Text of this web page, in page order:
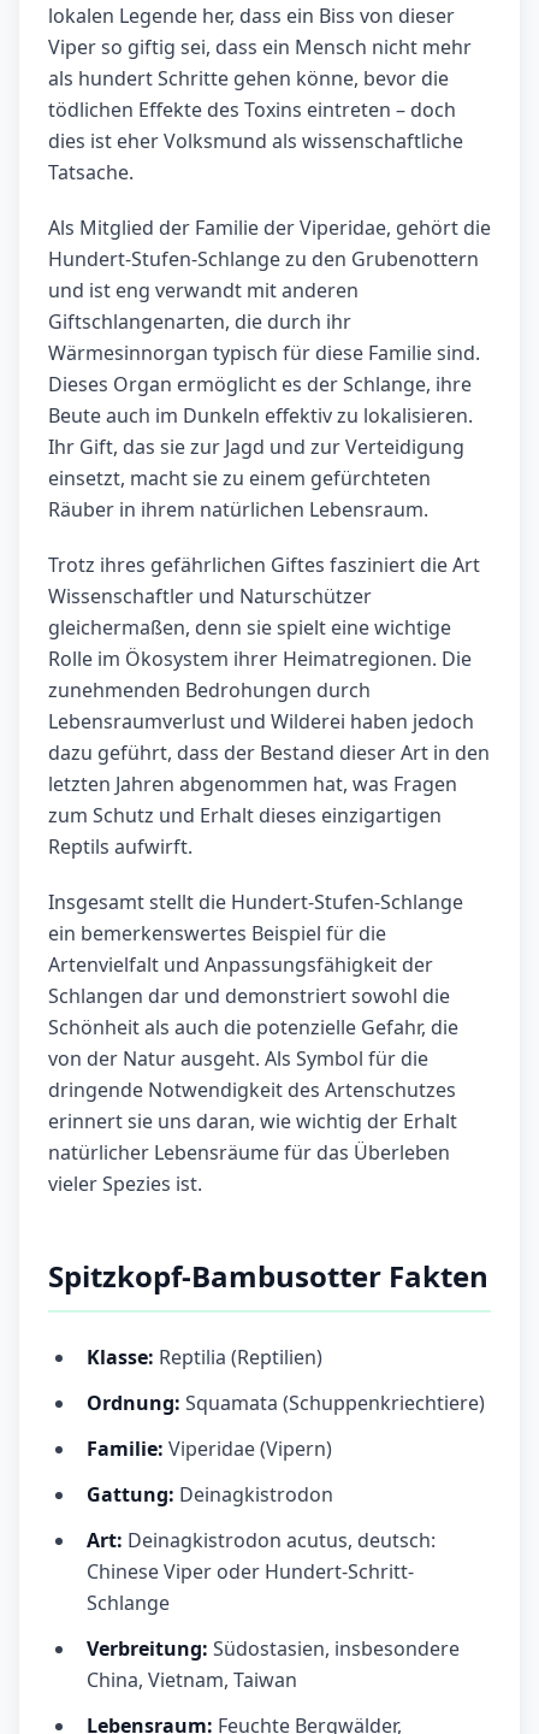
lokalen Legende her, dass ein Biss von dieser
Viper so giftig sei, dass ein Mensch nicht mehr
als hundert Schritte gehen könne, bevor die
tödlichen Effekte des Toxins eintreten – doch
dies ist eher Volksmund als wissenschaftliche
Tatsache.
Als Mitglied der Familie der Viperidae, gehört die
Hundert-Stufen-Schlange zu den Grubenottern
und ist eng verwandt mit anderen
Giftschlangenarten, die durch ihr
Wärmesinnorgan typisch für diese Familie sind.
Dieses Organ ermöglicht es der Schlange, ihre
Beute auch im Dunkeln effektiv zu lokalisieren.
Ihr Gift, das sie zur Jagd und zur Verteidigung
einsetzt, macht sie zu einem gefürchteten
Räuber in ihrem natürlichen Lebensraum.
Trotz ihres gefährlichen Giftes fasziniert die Art
Wissenschaftler und Naturschützer
gleichermaßen, denn sie spielt eine wichtige
Rolle im Ökosystem ihrer Heimatregionen. Die
zunehmenden Bedrohungen durch
Lebensraumverlust und Wilderei haben jedoch
dazu geführt, dass der Bestand dieser Art in den
letzten Jahren abgenommen hat, was Fragen
zum Schutz und Erhalt dieses einzigartigen
Reptils aufwirft.
Insgesamt stellt die Hundert-Stufen-Schlange
ein bemerkenswertes Beispiel für die
Artenvielfalt und Anpassungsfähigkeit der
Schlangen dar und demonstriert sowohl die
Schönheit als auch die potenzielle Gefahr, die
von der Natur ausgeht. Als Symbol für die
dringende Notwendigkeit des Artenschutzes
erinnert sie uns daran, wie wichtig der Erhalt
natürlicher Lebensräume für das Überleben
vieler Spezies ist.
Spitzkopf-Bambusotter Fakten
Klasse: Reptilia (Reptilien)
Ordnung: Squamata (Schuppenkriechtiere)
Familie: Viperidae (Vipern)
Gattung: Deinagkistrodon
Art: Deinagkistrodon acutus, deutsch:
Chinese Viper oder Hundert-Schritt-
Schlange
Verbreitung: Südostasien, insbesondere
China, Vietnam, Taiwan
Lebensraum: Feuchte Bergwälder,